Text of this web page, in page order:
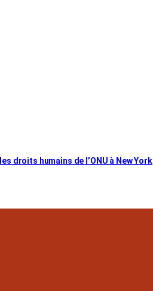
droits humains de l’ONU à New York